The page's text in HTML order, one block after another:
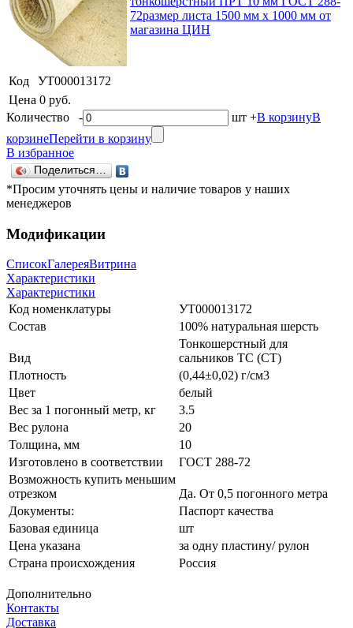
Код
УТ000013172
Цена 0 руб.
Количество - шт +В корзинуВ
корзинеПерейти в корзину
В избранное
Поделиться…
*Просим уточнять цены и наличие товаров у наших
менеджеров
Модификации
СписокГалереяВитрина
Характеристики
Характеристики
Код номенклатуры
УТ000013172
Состав
100% натуральная шерсть
Вид
Тонкошерстный для
сальников ТС (СТ)
Плотность
(0,44±0,02) г/см3
Цвет
белый
Вес за 1 погонный метр, кг
3.5
Вес рулона
20
Толщина, мм
10
Изготовлено в соответствии
ГОСТ 288-72
Возможность купить меньшим
отрезком
Да. От 0,5 погонного метра
Документы:
Паспорт качества
Базовая единица
шт
Цена указана
за одну пластину/ рулон
Страна происхождения
Россия
Дополнительно
Контакты
Доставка